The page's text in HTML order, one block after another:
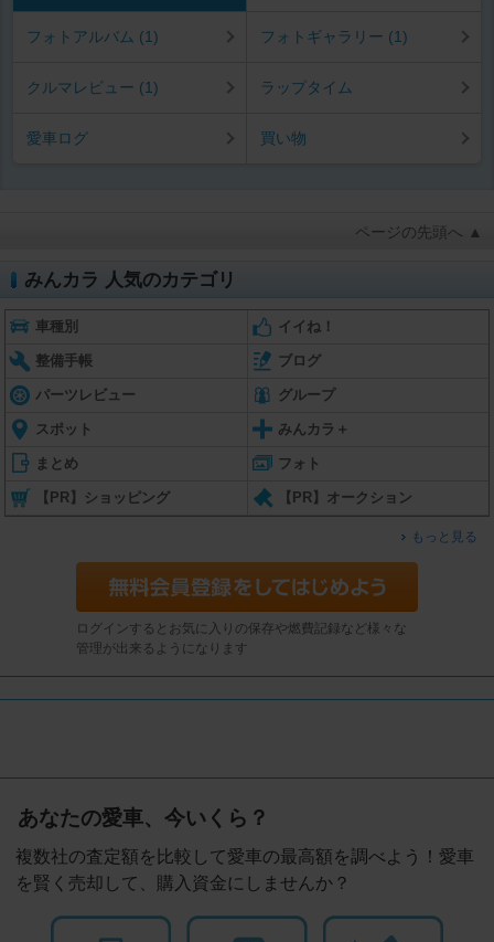
フォトアルバム (1) フォトギャラリー (1)
クルマレビュー (1) ラップタイム
愛車ログ 買い物
ページの先頭へ ▲
みんカラ 人気のカテゴリ
車種別 イイね！
整備手帳 ブログ
パーツレビュー グループ
スポット みんカラ＋
まとめ フォト
【PR】ショッピング 【PR】オークション
もっと見る
ログインするとお気に入りの保存や燃費記録など様々な
管理が出来るようになります
あなたの愛車、今いくら？
複数社の査定額を比較して愛車の最高額を調べよう！愛車
を賢く売却して、購入資金にしませんか？